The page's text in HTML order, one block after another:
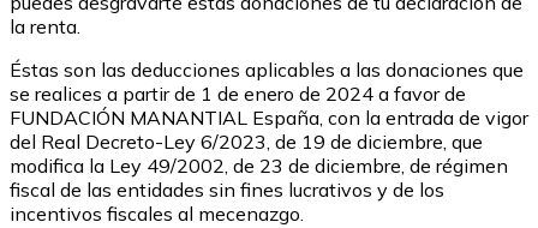
la renta.
Éstas son las deducciones aplicables a las donaciones que
se realices a partir de 1 de enero de 2024 a favor de
FUNDACIÓN MANANTIAL España, con la entrada de vigor
del Real Decreto-Ley 6/2023, de 19 de diciembre, que
modifica la Ley 49/2002, de 23 de diciembre, de régimen
fiscal de las entidades sin fines lucrativos y de los
incentivos fiscales al mecenazgo.